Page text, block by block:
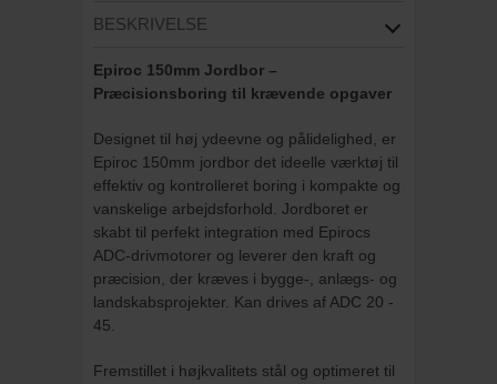
BESKRIVELSE
Epiroc 150mm Jordbor –
Præcisionsboring til krævende opgaver
Designet til høj ydeevne og pålidelighed, er
Epiroc 150mm jordbor det ideelle værktøj til
effektiv og kontrolleret boring i kompakte og
vanskelige arbejdsforhold. Jordboret er
skabt til perfekt integration med Epirocs
ADC-drivmotorer og leverer den kraft og
præcision, der kræves i bygge-, anlægs- og
landskabsprojekter. Kan drives af ADC 20 -
45.
Fremstillet i højkvalitets stål og optimeret til